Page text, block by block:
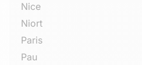
Nice
Niort
Paris
Pau